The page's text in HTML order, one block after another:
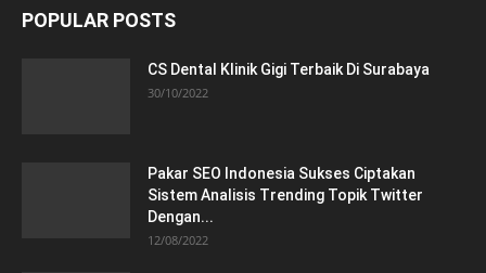
POPULAR POSTS
CS Dental Klinik Gigi Terbaik Di Surabaya
30/10/2022
Pakar SEO Indonesia Sukses Ciptakan
Sistem Analisis Trending Topik Twitter
Dengan...
12/08/2022